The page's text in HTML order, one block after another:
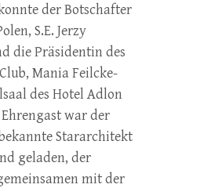
der Botschafter
S.E. Jerzy
die Präsidentin des
Mania Feilcke-
des Hotel Adlon
war der
Stararchitekt
geladen, der
mit der